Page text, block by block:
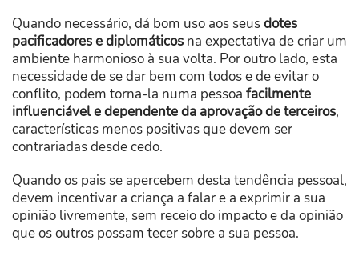
Quando necessário, dá bom uso aos seusdotes
pacificadores e diplomáticos na expectativa de criar um
ambiente harmonioso à sua volta. Por outro lado, esta
necessidade de se dar bem com todos e de evitar o
conflito, podem torna-la numa pessoa facilmente
influenciável e dependente da aprovação de terceiros,
características menos positivas que devem ser
contrariadas desde cedo.
Quando os pais se apercebem desta tendência pessoal,
devem incentivar a criança a falar e a exprimir a sua
opinião livremente, sem receio do impacto e da opinião
que os outros possam tecer sobre a sua pessoa.